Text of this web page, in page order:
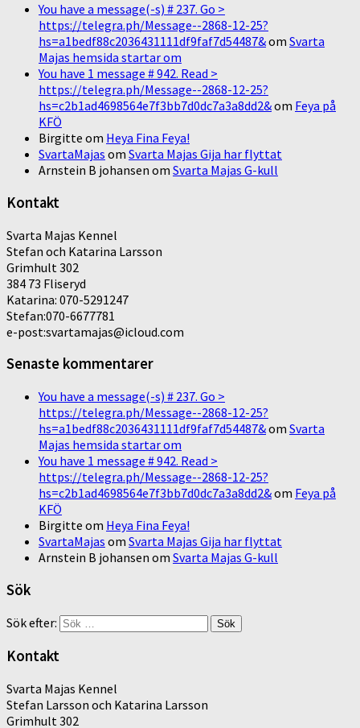
You have a message(-s) # 237. Go >
https://telegra.ph/Message--2868-12-25?
hs=a1bedf88c2036431111df9faf7d54487&om Svarta
Majas hemsida startar om
You have 1 message # 942. Read >
https://telegra.ph/Message--2868-12-25?
hs=c2b1ad4698564e7f3bb7d0dc7a3a8dd2&om Feya på
KFÖ
Birgitte om Heya Fina Feya!
SvartaMajas om Svarta Majas Gija har flyttat
Arnstein B johansen om Svarta Majas G-kull
Kontakt
Svarta Majas Kennel
Stefan och Katarina Larsson
Grimhult 302
384 73 Fliseryd
Katarina: 070-5291247
Stefan:070-6677781
e-post:svartamajas@icloud.com
Senaste kommentarer
You have a message(-s) # 237. Go >
https://telegra.ph/Message--2868-12-25?
hs=a1bedf88c2036431111df9faf7d54487&om Svarta
Majas hemsida startar om
You have 1 message # 942. Read >
https://telegra.ph/Message--2868-12-25?
hs=c2b1ad4698564e7f3bb7d0dc7a3a8dd2&om Feya på
KFÖ
Birgitte om Heya Fina Feya!
SvartaMajas om Svarta Majas Gija har flyttat
Arnstein B johansen om Svarta Majas G-kull
Sök
Sök efter:
Kontakt
Svarta Majas Kennel
Stefan Larsson och Katarina Larsson
Grimhult 302